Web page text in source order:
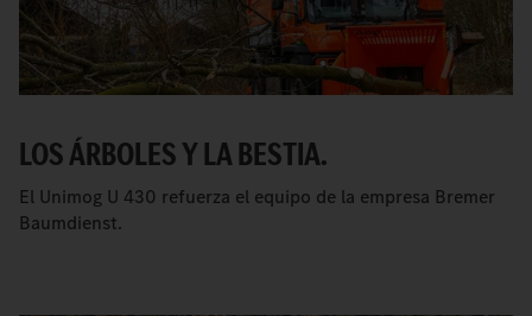
LOS ÁRBOLES Y LA BESTIA.
El Unimog U 430 refuerza el equipo de la empresa Bremer
Baumdienst.